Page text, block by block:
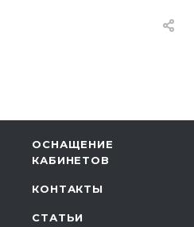
ОСНАЩЕНИЕ
КАБИНЕТОВ
КОНТАКТЫ
СТАТЬИ